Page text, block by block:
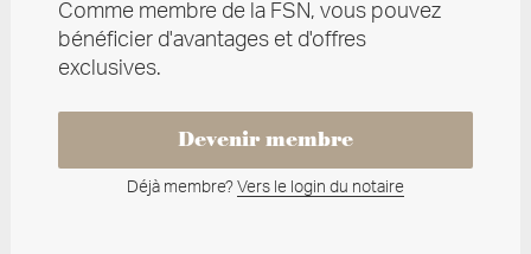
Comme membre de la FSN, vous pouvez
bénéficier d'avantages et d'offres
exclusives.
Devenir membre
Déjà membre? Vers le login du notaire